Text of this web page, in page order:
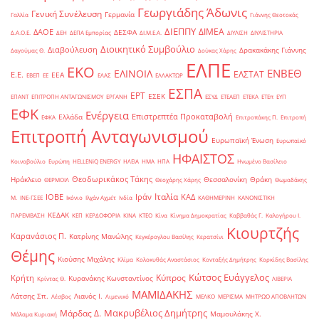
Γαλλία Γενική Συνέλευση Γερμανία Γεωργιάδης Άδωνις Γιάννης Θεοτοκάς
Δ.Α.Ο.Ε. ΔΑΟΕ ΔΕΗ ΔΕΠΑ Εμπορίας ΔΕΣΦΑ ΔΙ.Μ.Ε.Α. ΔΙΕΠΠΥ ΔΙΜΕΑ ΔΙΥΛΙΣΗ ΔΙΥΛΙΣΤΗΡΙΑ
Δαγούμας Θ. Διαβούλευση Διοικητικό Συμβούλιο Δούκας Χάρης Δρακακάκης Γιάννης
Ε.Ε. ΕΒΕΠ ΕΕ ΕΕΑ ΕΚΟ ΕΛΑΣ ΕΛΙΝΟΙΛ ΕΛΛΑΚΤΩΡ ΕΛΠΕ ΕΛΣΤΑΤ ΕΝΒΕΘ
ΕΠΑΝΤ ΕΠΙΤΡΟΠΗ ΑΝΤΑΓΩΝΙΣΜΟΥ ΕΡΓΑΝΗ ΕΡΤ ΕΣΕΚ ΕΣΠΑ ΕΣΥΔ ΕΤΕΑΕΠ ΕΤΕΚΑ ΕΤΕπ ΕΥΠ
ΕΦΚ ΕΦΚΑ Ελλάδα Ενέργεια Επιστρεπτέα Προκαταβολή Επιτροπάκης Π. Επιτροπή
Επιτροπή Ανταγωνισμού Ευρωπαϊκή Ένωση Ευρωπαϊκό
Κοινοβούλιο Ευρώπη ΗELLENiQ ENERGY ΗΛΕΙΑ ΗΜΑ ΗΠΑ ΗΦΑΙΣΤΟΣ Ηνωμένο Βασίλειο
Ηράκλειο ΘΕΡΜΟΙΛ Θεοδωρικάκος Τάκης Θεοχάρης Χάρης Θεσσαλονίκη Θράκη Θωμαδάκης
Μ. ΙΝΕ-ΓΣΕΕ ΙΟΒΕ Ικόνιο Ιλχάν Αχμέτ Ινδία Ιράν Ιταλία ΚΑΔ ΚΑΘΗΜΕΡΙΝΗ ΚΑΝΟΝΙΣΤΙΚΗ
ΠΑΡΕΜΒΑΣΗ ΚΕΔΑΚ ΚΕΠ ΚΕΡΔΟΦΟΡΙΑ ΚΙΝΑ ΚΤΕΟ Κίνα Κίνημα Δημοκρατίας Καββαθάς Γ. Καλογήρου Ι.
Καρανάσιος Π. Κατρίνης Μανώλης Κεγκέρογλου Βασίλης Κερατσίνι
Κιουρτζής
Θέμης Κιούσης Μιχάλης Κλίμα Κολοκυθάς Αναστάσιος Κονταξής Δημήτρης Κορκίδης Βασίλης
Κρήτη Κρίντας Θ. Κυρανάκης Κωνσταντίνος Κύπρος Κώτσος Ευάγγελος ΛΙΒΕΡΙΑ
Λάτσης Σπ. Λέσβος Λιανός Ι. Λιμενικό ΜΑΜΙΔΑΚΗΣ ΜΕΛΚΟ ΜΕΡΙΣΜΑ ΜΗΤΡΩΟ ΑΠΟΒΛΗΤΩΝ
Μάλαμα Κυριακή Μάρδας Δ. Μακρυβέλιος Δημήτρης Μαμουλάκης Χ.